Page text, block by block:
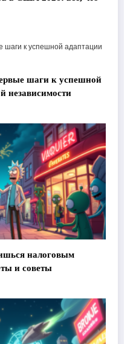
шаги к успешной
независимости
налоговым
и советы